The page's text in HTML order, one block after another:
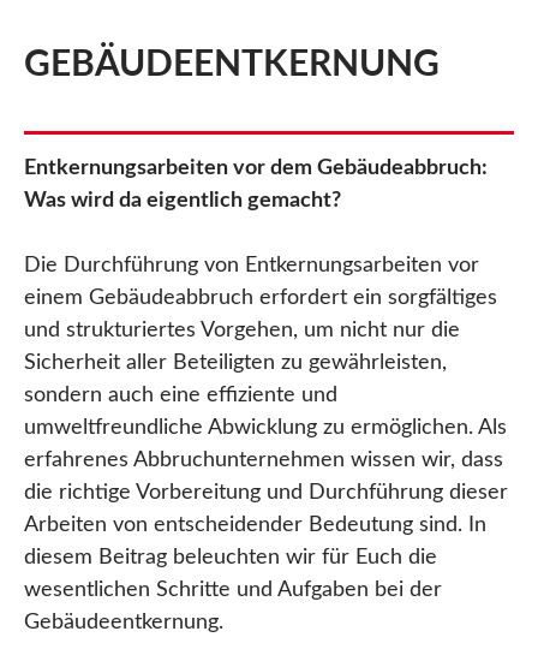
GEBÄUDEENTKERNUNG
Entkernungsarbeiten vor dem Gebäudeabbruch:
Was wird da eigentlich gemacht?
Die Durchführung von Entkernungsarbeiten vor
einem Gebäudeabbruch erfordert ein sorgfältiges
und strukturiertes Vorgehen, um nicht nur die
Sicherheit aller Beteiligten zu gewährleisten,
sondern auch eine effiziente und
umweltfreundliche Abwicklung zu ermöglichen. Als
erfahrenes Abbruchunternehmen wissen wir, dass
die richtige Vorbereitung und Durchführung dieser
Arbeiten von entscheidender Bedeutung sind. In
diesem Beitrag beleuchten wir für Euch die
wesentlichen Schritte und Aufgaben bei der
Gebäudeentkernung.